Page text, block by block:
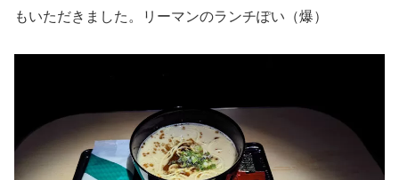
もいただきました。リーマンのランチぽい（爆）